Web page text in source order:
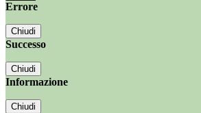
Errore
Chiudi
Successo
Chiudi
Informazione
Chiudi